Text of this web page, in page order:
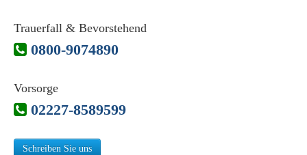
Trauerfall & Bevorstehend
0800-9074890
Vorsorge
02227-8589599
Schreiben Sie uns